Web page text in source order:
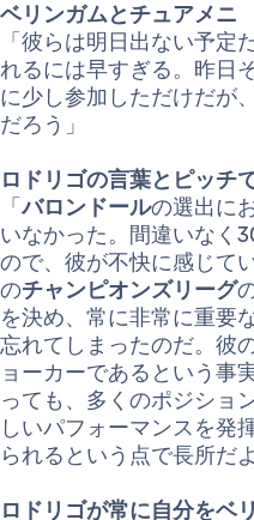
ベリンガムとチュアメニ
「彼らは明日出ない予定
れるには早すぎる。昨日
に少し参加しただけだが
だろう」
ロドリゴの言葉とピッチ
「バロンドールの選出に
いなかった。間違いなく
ので、彼が不快に感じて
のチャンピオンズリーグ
を決め、常に非常に重要
忘れてしまったのだ。彼
ョーカーであるという事
っても、多くのポジショ
しいパフォーマンスを発
られるという点で長所だよ
ロドリゴが常に自分をベ